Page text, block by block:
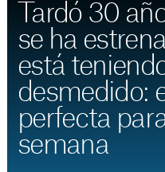
Tardó 30
se ha
está
desmedido:
perfecta
semana